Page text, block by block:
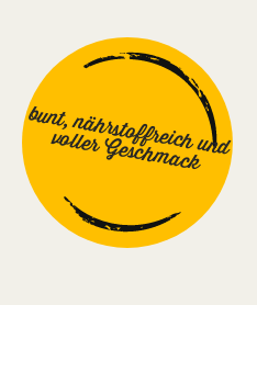
bunt, nährstoffreich und
voller G
eschm
ack